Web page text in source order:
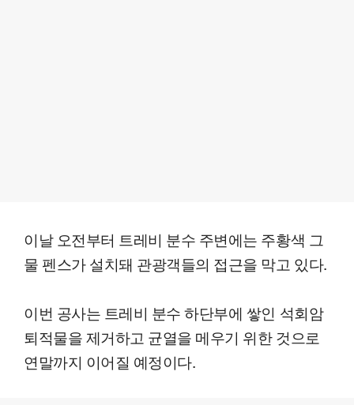
이날 오전부터 트레비 분수 주변에는 주황색 그
물 펜스가 설치돼 관광객들의 접근을 막고 있다.
이번 공사는 트레비 분수 하단부에 쌓인 석회암
퇴적물을 제거하고 균열을 메우기 위한 것으로
연말까지 이어질 예정이다.